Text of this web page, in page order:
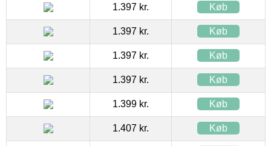
1.397 kr. Køb
1.397 kr. Køb
1.397 kr. Køb
1.397 kr. Køb
1.399 kr. Køb
1.407 kr. Køb